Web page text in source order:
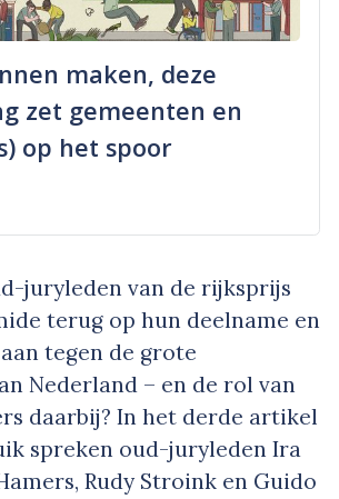
maken, deze
zet gemeenten en
op het spoor
juryleden van de rijksprijs
terug op hun deelname en
tegen de grote
Nederland – en de rol van
daarbij? In het derde artikel
spreken oud-juryleden Ira
Rudy Stroink en Guido